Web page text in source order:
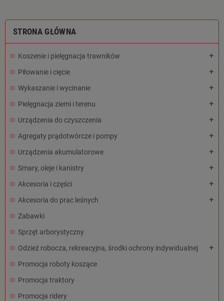
STRONA GŁÓWNA
Koszenie i pielęgnacja trawników add
Piłowanie i cięcie add
Wykaszanie i wycinanie add
Pielęgnacja ziemi i terenu add
Urządzenia do czyszczenia add
Agregaty prądotwórcze i pompy add
Urządzenia akumulatorowe add
Smary, oleje i kanistry add
Akcesoria i części add
Akcesoria do prac leśnych add
Zabawki
Sprzęt arborystyczny
Odzież robocza, rekreacyjna, środki ochrony indywidualnej
add
Promocja roboty koszące
Promocja traktory
Promocja ridery